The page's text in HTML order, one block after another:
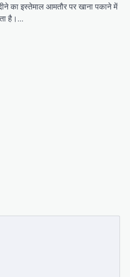
का इस्तेमाल आमतौर पर खाना पकाने में
है।…